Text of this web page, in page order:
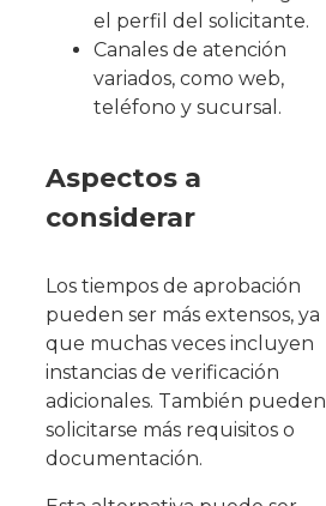
el perfil del solicitante.
Canales de atención
variados, como web,
teléfono y sucursal.
Aspectos a
considerar
Los tiempos de aprobación
pueden ser más extensos, ya
que muchas veces incluyen
instancias de verificación
adicionales. También pueden
solicitarse más requisitos o
documentación.